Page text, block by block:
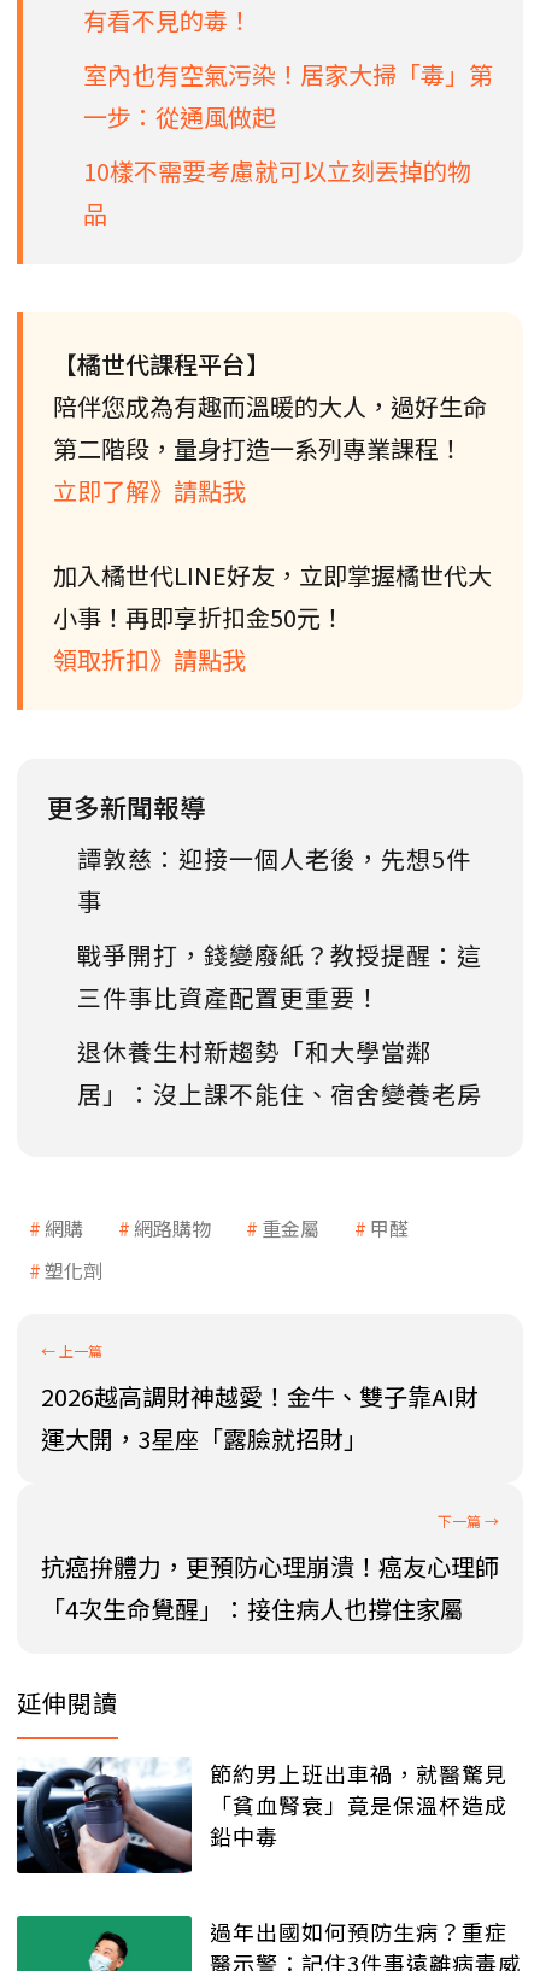
有看不見的毒！
室內也有空氣污染！居家大掃「毒」第
一步：從通風做起
10樣不需要考慮就可以立刻丟掉的物
品
【橘世代課程平台】
陪伴您成為有趣而溫暖的大人，過好生命
第二階段，量身打造一系列專業課程！
立即了解》請點我
加入橘世代LINE好友，立即掌握橘世代大
小事！再即享折扣金50元！
領取折扣》請點我
更多新聞報導
譚敦慈：迎接一個人老後，先想5件
事
戰爭開打，錢變廢紙？教授提醒：這
三件事比資產配置更重要！
退休養生村新趨勢「和大學當鄰
居」：沒上課不能住、宿舍變養老房
網購 網路購物 重金屬
甲醛
塑化劑
2026越高調財神越愛！金牛、雙子靠AI財
運大開，3星座「露臉就招財」
抗癌拚體力，更預防心理崩潰！癌友心理師
「4次生命覺醒」：接住病人也撐住家屬
延伸閱讀
節約男上班出車禍，就醫驚見
「貧血腎衰」竟是保溫杯造成
鉛中毒
過年出國如何預防生病？重症
醫示警：記住3件事遠離病毒威